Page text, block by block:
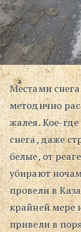
Местами
методично
жалея. Кое-
снега, даже
белые, от
убирают
провели в
крайней мере
привели в